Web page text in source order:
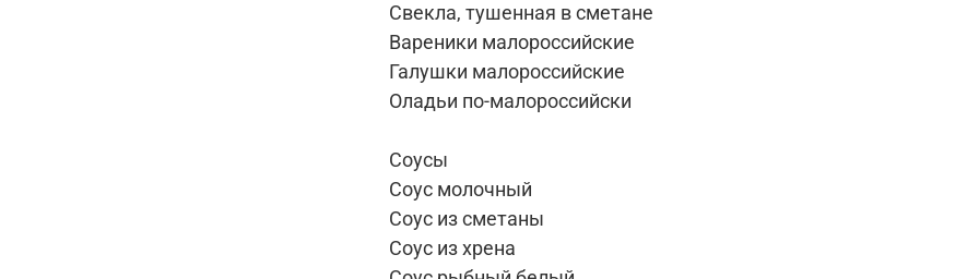
Свекла, тушенная в сметане
Вареники малороссийские
Галушки малороссийские
Оладьи по-малороссийски
Соусы
Соус молочный
Соус из сметаны
Соус из хрена